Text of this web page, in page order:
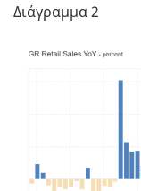
Διάγραμμα 2